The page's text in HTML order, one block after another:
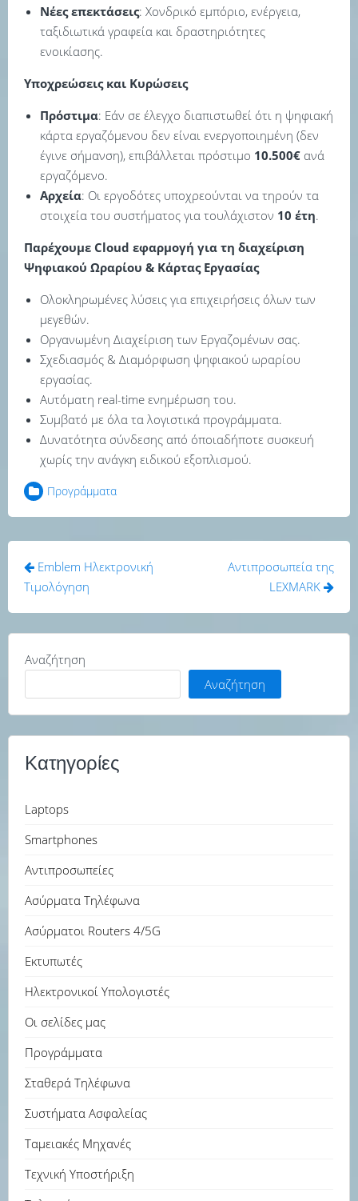
Νέες επεκτάσεις: Χονδρικό εμπόριο, ενέργεια,
ταξιδιωτικά γραφεία και δραστηριότητες
ενοικίασης.
Υποχρεώσεις και Κυρώσεις
Πρόστιμα: Εάν σε έλεγχο διαπιστωθεί ότι η ψηφιακή
κάρτα εργαζόμενου δεν είναι ενεργοποιημένη (δεν
έγινε σήμανση), επιβάλλεται πρόστιμο 10.500€ ανά
εργαζόμενο.
Αρχεία: Οι εργοδότες υποχρεούνται να τηρούν τα
στοιχεία του συστήματος για τουλάχιστον 10 έτη.
Παρέχουμε Cloud εφαρμογή για τη διαχείριση
Ψηφιακού Ωραρίου & Κάρτας Εργασίας
Ολοκληρωμένες λύσεις για επιχειρήσεις όλων των
μεγεθών.
Οργανωμένη Διαχείριση των Εργαζομένων σας.
Σχεδιασμός & Διαμόρφωση ψηφιακού ωραρίου
εργασίας.
Αυτόματη real-time ενημέρωση του.
Συμβατό με όλα τα λογιστικά προγράμματα.
Δυνατότητα σύνδεσης από όποιαδήποτε συσκευή
χωρίς την ανάγκη ειδικού εξοπλισμού.
Προγράμματα
Πλοήγηση
άρθρων
Emblem Ηλεκτρονική
Τιμολόγηση
Αντιπροσωπεία της
LEXMARK
Αναζήτηση
Αναζήτηση
Κατηγορίες
Laptops
Smartphones
Αντιπροσωπείες
Ασύρματα Τηλέφωνα
Ασύρματοι Routers 4/5G
Εκτυπωτές
Ηλεκτρονικοί Υπολογιστές
Οι σελίδες μας
Προγράμματα
Σταθερά Τηλέφωνα
Συστήματα Ασφαλείας
Ταμειακές Μηχανές
Τεχνική Υποστήριξη